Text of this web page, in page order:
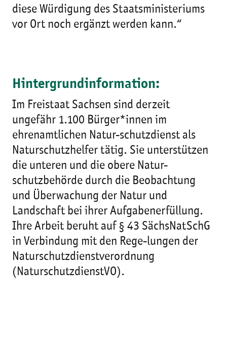
diese Würdigung des Staatsministeriums
vor Ort noch ergänzt werden kann.“
Hintergrundinformation:
Im Freistaat Sachsen sind derzeit
ungefähr 1.100 Bürger*innen im
ehrenamtlichen Natur-schutzdienst als
Naturschutzhelfer tätig. Sie unterstützen
die unteren und die obere Natur-
schutzbehörde durch die Beobachtung
und Überwachung der Natur und
Landschaft bei ihrer Aufgabenerfüllung.
Ihre Arbeit beruht auf § 43 SächsNatSchG
in Verbindung mit den Rege-lungen der
Naturschutzdienstverordnung
(NaturschutzdienstVO).